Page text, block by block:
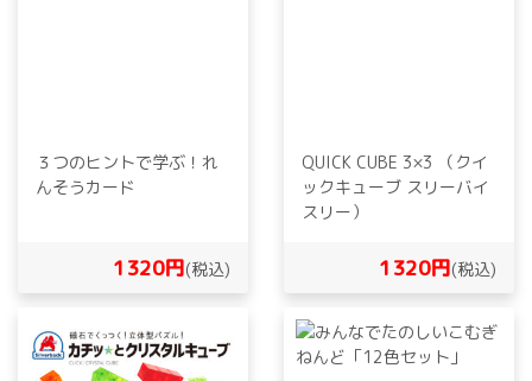
３つのヒントで学ぶ！れ
んそうカード
1320円(税込)
QUICK CUBE 3×3 （クイ
ックキューブ スリーバイ
スリー）
1320円(税込)